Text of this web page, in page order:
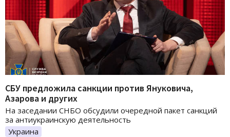
СБУ предложила санкции против Януковича,
Азарова и других
На заседании СНБО обсудили очередной пакет санкций
за антиукраинскую деятельность
Украина